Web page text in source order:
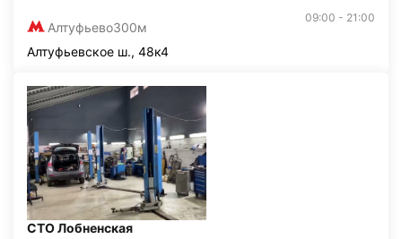
Алтуфьево300м
09:00 - 21:00
Алтуфьевское ш., 48к4
СТО Лобненская